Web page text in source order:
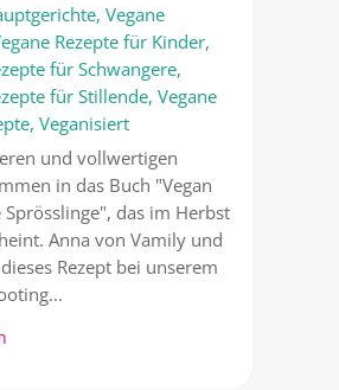
, Vegane
Rezepte für Kinder,
für Schwangere,
für Stillende, Vegane
, Veganisiert
und vollwertigen
in das Buch "Vegan
das im Herbst
Anna von Vamily und
Rezept bei unserem